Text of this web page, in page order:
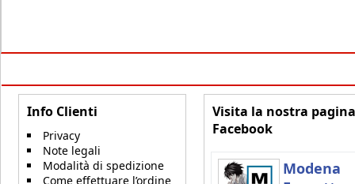
Info Clienti
Privacy
Note legali
Modalità di spedizione
Come effettuare l’ordine
Visita la nostra pagina
Facebook
Modena